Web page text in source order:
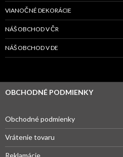
VIANOČNÉ DEKORÁCIE
NÁŠ OBCHOD V ČR
NÁŠ OBCHOD V DE
OBCHODNÉ PODMIENKY
Obchodné podmienky
Vrátenie tovaru
Reklamácie